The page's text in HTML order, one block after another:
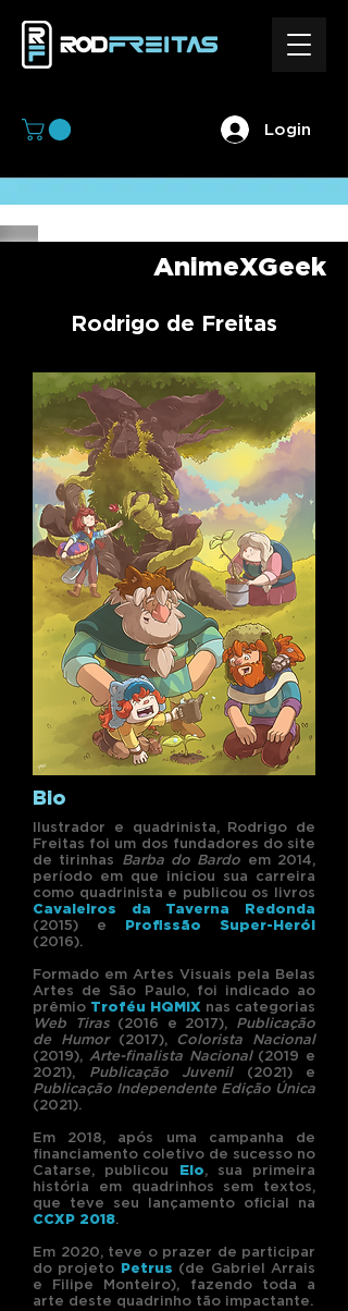
Login
AnimeXGeek
Bio
Ilustrador e quadrinista, Rodrigo de
Freitas foi um dos fundadores do site
de tirinhas Barba do Bardo em 2014,
período em que iniciou sua carreira
como quadrinista e publicou os livros
Cavaleiros da Taverna Redonda
(2015) e Profissão Super-Herói
(2016).
Formado em Artes Visuais pela Belas
Artes de São Paulo, foi indicado ao
prêmio Troféu HQMIX nas categorias
Web Tiras(2016 e 2017), Publicação
de Humor(2017),
Colorista Nacional
(2019), Arte-finalista Nacional(2019 e
2021), Publicação Juvenil(2021) e
Publicação Independente Edição Única
(2021).
Em 2018, após uma campanha de
financiamento coletivo de sucesso no
Catarse, publicou Elo, sua primeira
história em quadrinhos sem textos,
que teve seu lançamento oficial na
CCXP 2018.
Em 2020, teve o prazer de participar
do projeto Petrus (de Gabriel Arrais
e Filipe Monteiro), fazendo toda a
arte deste quadrinho tão impactante.
Rodrigo de Freitas